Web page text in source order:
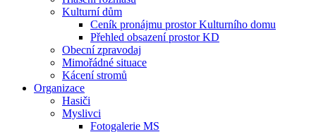
Kulturní dům
Ceník pronájmu prostor Kulturního domu
Přehled obsazení prostor KD
Obecní zpravodaj
Mimořádné situace
Kácení stromů
Organizace
Hasiči
Myslivci
Fotogalerie MS